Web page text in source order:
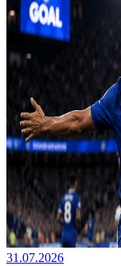
31.07.2026